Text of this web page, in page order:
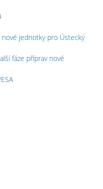
nové jednotky pro Ústecký
fáze příprav nové